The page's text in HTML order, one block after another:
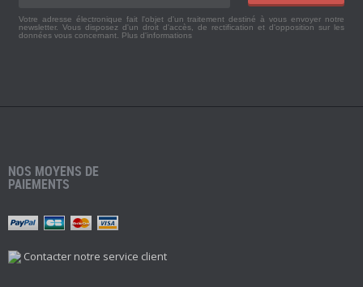
Votre adresse électronique fait l'objet d'un traitement destiné à vous envoyer notre
newsletter. Vous disposez d'un droit d'accès, de rectification et d'opposition sur les
données vous concernant. Plus d'informations
NOS MOYENS DE
PAIEMENTS
Contacter notre service client